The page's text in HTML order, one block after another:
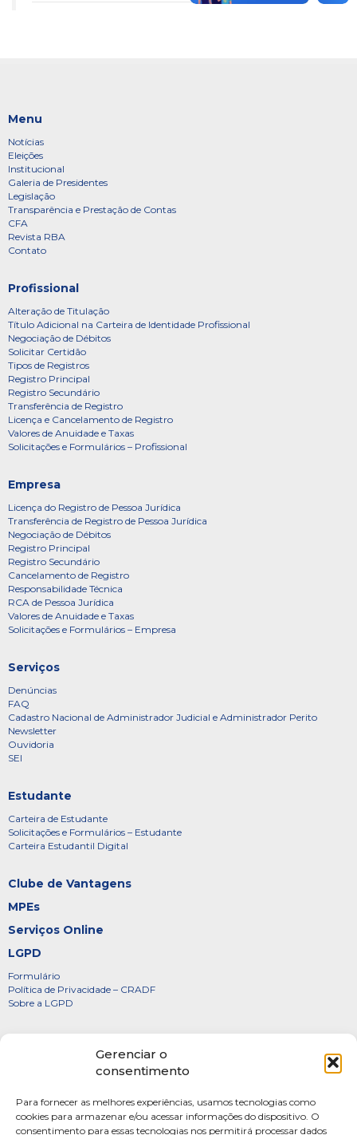
Gerenciar o
consentimento
Para fornecer as melhores experiências, usamos tecnologias como
cookies para armazenar e/ou acessar informações do dispositivo. O
consentimento para essas tecnologias nos permitirá processar dados
Menu
Notícias
Eleições
Institucional
Galeria de Presidentes
Legislação
Transparência e Prestação de Contas
CFA
Revista RBA
Contato
Profissional
Alteração de Titulação
Título Adicional na Carteira de Identidade Profissional
Negociação de Débitos
Solicitar Certidão
Tipos de Registros
Registro Principal
Registro Secundário
Transferência de Registro
Licença e Cancelamento de Registro
Valores de Anuidade e Taxas
Solicitações e Formulários – Profissional
Empresa
Licença do Registro de Pessoa Jurídica
Transferência de Registro de Pessoa Jurídica
Negociação de Débitos
Registro Principal
Registro Secundário
Cancelamento de Registro
Responsabilidade Técnica
RCA de Pessoa Jurídica
Valores de Anuidade e Taxas
Solicitações e Formulários – Empresa
Serviços
Denúncias
FAQ
Cadastro Nacional de Administrador Judicial e Administrador Perito
Newsletter
Ouvidoria
SEI
Estudante
Carteira de Estudante
Solicitações e Formulários – Estudante
Carteira Estudantil Digital
Clube de Vantagens
MPEs
Serviços Online
LGPD
Formulário
Política de Privacidade – CRADF
Sobre a LGPD
Diretoria